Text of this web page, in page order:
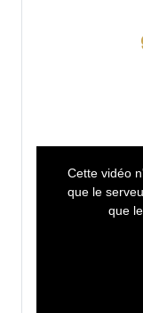
Cette vidéo
que le
que